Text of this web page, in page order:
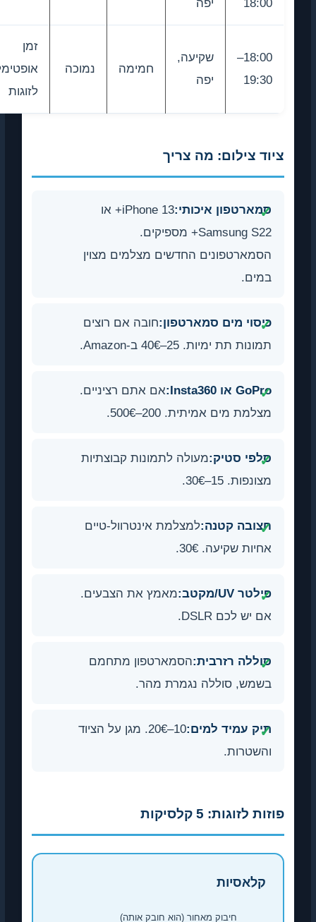
18:00–
שקיעה,
חמימה נמוכה
אופטימלי
לזוגות
ציוד צילום: מה צריך
סמארטפון איכותי:
iPhone 13+ או
Samsung S22+ מספיקים.
הסמארטפונים החדשים מצלמים מצוין
במים.
כיסוי מים סמארטפון:חובה אם רוצים
תמונות תת ימיות. 25–40€ ב-Amazon.
GoPro או Insta360:
אם אתם רציניים.
מצלמת מים אמיתית. 200–500€.
סלפי סטיק:מעולה לתמונות קבוצתיות
מצונפות. 15–30€.
חצובה קטנה:למצלמת אינטרוול-טיים
אחיות שקיעה. 30€.
פילטר UV/מקטב:
מאמץ את הצבעים.
אם יש לכם DSLR.
סוללה רזרבית:הסמארטפון מתחמם
בשמש, סוללה נגמרת מהר.
תיק עמיד למים:
10–20€. מגן על הציוד
והשטרות.
פוזות לזוגות: 5 קלסיקות
קלאסיות
חיבוק מאחור (הוא חובק אותה)